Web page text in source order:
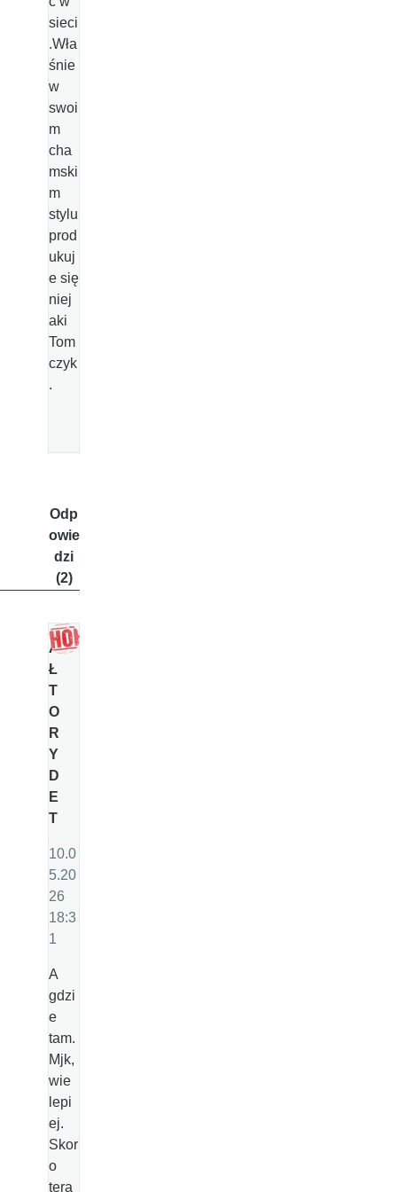
sieci
.Wła
śnie
w
swoi
m
cha
mski
m
stylu
prod
ukuj
e się
niej
aki
Tom
czyk
.
Odp
owie
dzi
(2)
A
Ł
T
O
R
Y
D
E
T
10.0
5.20
26
18:3
1
A
gdzi
e
tam.
Mjk,
wie
lepi
ej.
Skor
o
tera